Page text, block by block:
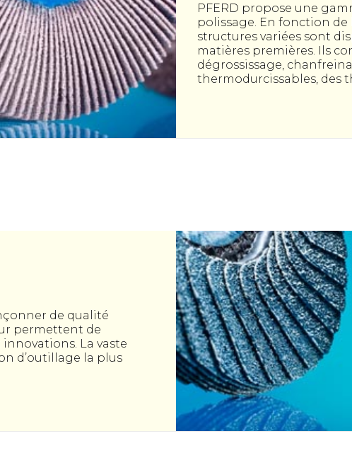
PFERD propose une
polissage. En fonction de
structures variées sont
matières premières. Ils
dégrossissage,
thermodurcissables, des
de qualité
permettent de
La vaste
d’outillage la plus